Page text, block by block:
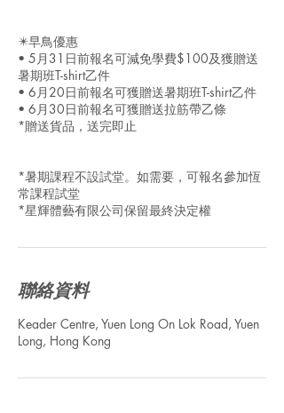
✴️早鳥優惠
• 5月31日前報名可減免學費$100及獲贈送
暑期班T-shirt乙件
• 6月20日前報名可獲贈送暑期班T-shirt乙件
• 6月30日前報名可獲贈送拉筋帶乙條
*贈送貨品，送完即止
*暑期課程不設試堂。如需要，可報名參加恆
常課程試堂
*星輝體藝有限公司保留最終決定權
聯絡資料
Keader Centre, Yuen Long On Lok Road, Yuen
Long, Hong Kong